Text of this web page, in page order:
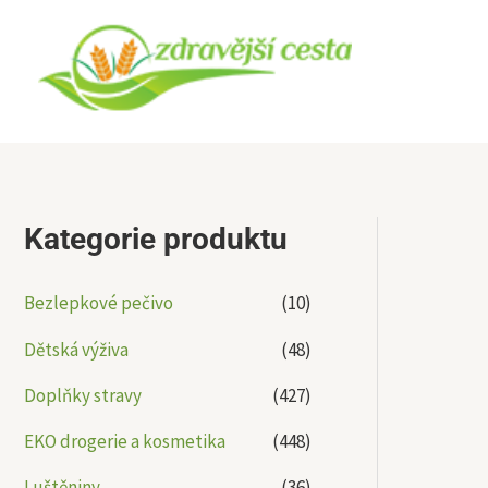
obsah
Kategorie produktu
Bezlepkové pečivo
(10)
Dětská výživa
(48)
Doplňky stravy
(427)
EKO drogerie a kosmetika
(448)